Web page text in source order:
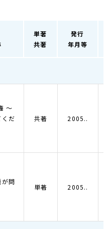
単著
共著
発行
年月等
～
だ
共著 2005..
問
単著 2005..